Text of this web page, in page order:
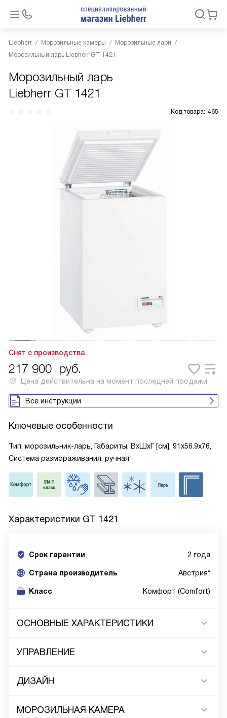
Liebherr Морозильные камеры
Морозильные лари
Морозильный ларь Liebherr GT 1421
Морозильный ларь
Liebherr GT 1421
Код товара: 465
Снят с производства
217 900 руб.
Цена действительна на момент последней продажи
Все инструкции
Ключевые особенности
Тип: морозильник-ларь, Габариты, ВxШxГ [см]: 91x56.9x76,
Система размораживания: ручная
Характеристики GT 1421
Срок гарантии 2 года
Cтрана производитель Австрия*
Класс Комфорт (Comfort)
ОСНОВНЫЕ ХАРАКТЕРИСТИКИ
УПРАВЛЕНИЕ
ДИЗАЙН
МОРОЗИЛЬНАЯ КАМЕРА